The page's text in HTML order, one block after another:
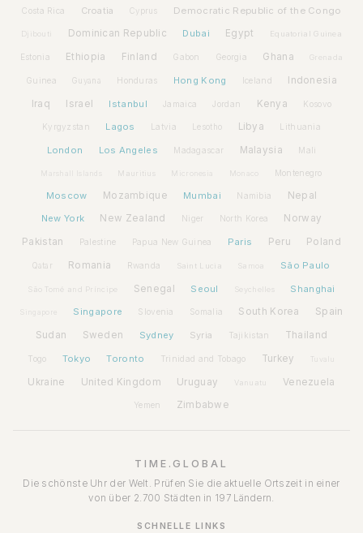
Costa Rica Croatia Cyprus Democratic Republic of the Congo
Djibouti Dominican Republic Dubai Egypt Equatorial Guinea
Estonia Ethiopia Finland Gabon Georgia Ghana Grenada
Guinea Guyana Honduras Hong Kong Iceland Indonesia
Iraq Israel Istanbul Jamaica Jordan Kenya Kosovo
Kyrgyzstan Lagos Latvia Lesotho Libya Lithuania
London Los Angeles Madagascar Malaysia Mali
Mauritius Micronesia Monaco Montenegro
Moscow Mozambique Mumbai Namibia Nepal
New York New Zealand Niger North Korea Norway
Pakistan Palestine Papua New Guinea Paris Peru Poland
Qatar Romania Rwanda Saint Lucia Samoa São Paulo
São Tomé and Príncipe Senegal Seoul Seychelles Shanghai
Singapore Slovenia Somalia South Korea Spain
Sudan Sweden Sydney Syria Tajikistan Thailand
Togo Tokyo Toronto Trinidad and Tobago Turkey Tuvalu
Ukraine United Kingdom Uruguay Vanuatu Venezuela
Yemen Zimbabwe
TIME.GLOBAL
Die schönste Uhr der Welt. Prüfen Sie die aktuelle Ortszeit in einer
von über 2.700 Städten in 197 Ländern.
SCHNELLE LINKS